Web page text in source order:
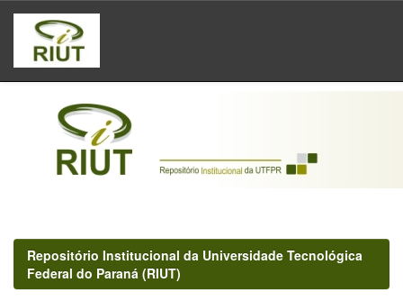
Skip
navigation
Repositório Institucional da Universidade Tecnológica
Federal do Paraná (RIUT)